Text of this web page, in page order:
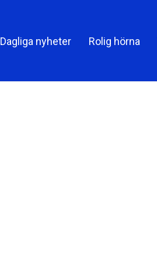
Dagliga nyheter Rolig hörna